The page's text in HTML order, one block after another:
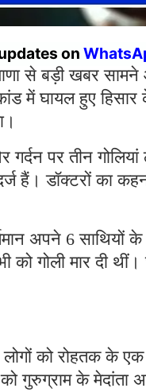
on
से बड़ी खबर
में घायल हुए
पर तीन
हैं। डॉक्टरों का
अपने 6 साथियों के
को गोली मार दी
को रोहतक के एक
गुरुग्राम के मेदांता